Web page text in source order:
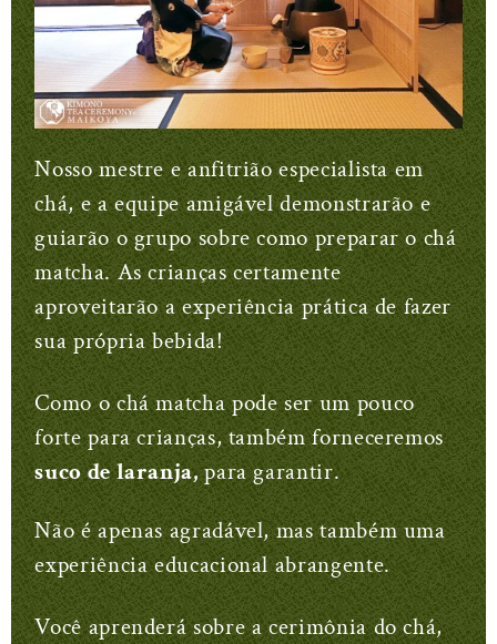
Nosso mestre e anfitrião especialista em
chá, e a equipe amigável demonstrarão e
guiarão o grupo sobre como preparar o chá
matcha. As crianças certamente
aproveitarão a experiência prática de fazer
sua própria bebida!
Como o chá matcha pode ser um pouco
forte para crianças, também forneceremos
suco de laranja, para garantir.
Não é apenas agradável, mas também uma
experiência educacional abrangente.
Você aprenderá sobre a cerimônia do chá,